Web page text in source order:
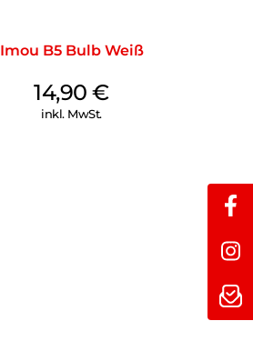
Imou B5 Bulb Weiß
14,90€
inkl. MwSt.